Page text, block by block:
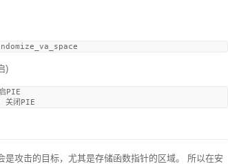
)
攻击的目标，尤其是存储函数指针的区域。 所以在安